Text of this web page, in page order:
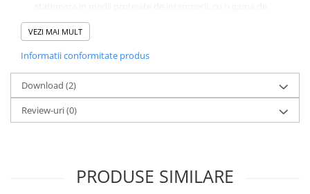
Marine & Caravan
APC
Sisteme de management (BMS)
Redresoare, incarcatoare si testere
UPS pentru centrale termice si
temperatura de functionare intre -10°C si +55°C
VEZI MAI MULT
Informatii conformitate produs
Download (2)
Review-uri(0)
PRODUSE SIMILARE